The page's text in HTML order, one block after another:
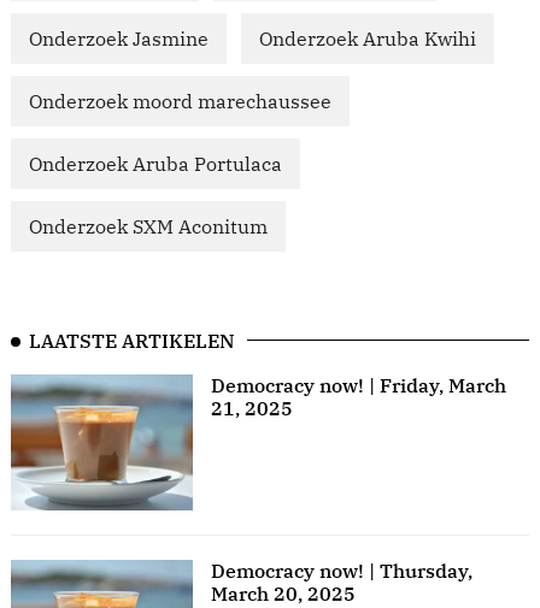
Onderzoek Jasmine Onderzoek Aruba Kwihi
Onderzoek moord marechaussee
Onderzoek Aruba Portulaca
Onderzoek SXM Aconitum
LAATSTE ARTIKELEN
Democracy now! | Friday, March
21, 2025
Democracy now! | Thursday,
March 20, 2025